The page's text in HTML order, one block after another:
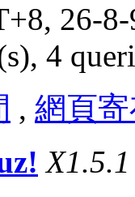
26-
4
, 網頁
X1.5.1